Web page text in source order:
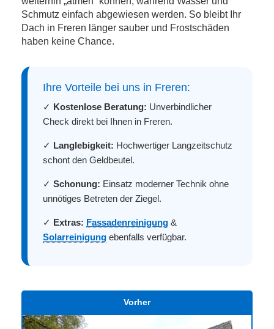
Schmutz einfach abgewiesen werden. So bleibt Ihr
Dach in Freren länger sauber und Frostschäden
haben keine Chance.
Ihre Vorteile bei uns in Freren:
✓ Kostenlose Beratung: Unverbindlicher
Check direkt bei Ihnen in Freren.
✓ Langlebigkeit: Hochwertiger Langzeitschutz
schont den Geldbeutel.
✓ Schonung: Einsatz moderner Technik ohne
unnötiges Betreten der Ziegel.
✓ Extras: Fassadenreinigung &
Solarreinigung ebenfalls verfügbar.
Vorher